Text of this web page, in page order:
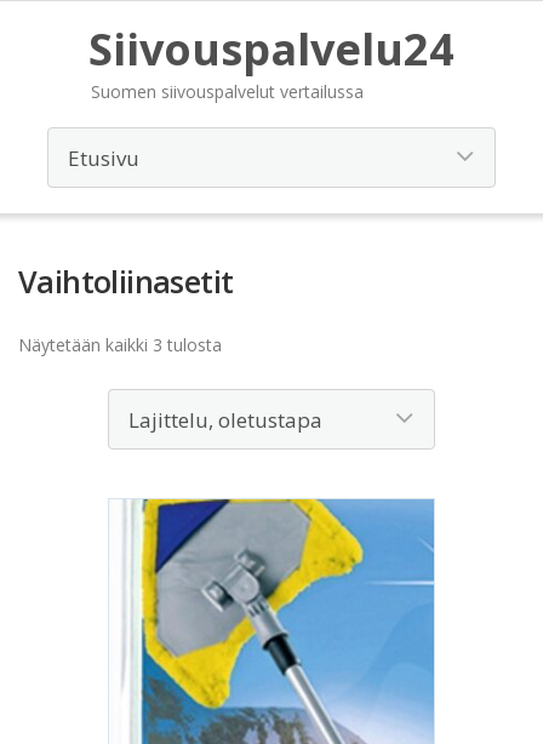
Siivouspalvelu24
Suomen siivouspalvelut vertailussa
Vaihtoliinasetit
Näytetään kaikki 3 tulosta